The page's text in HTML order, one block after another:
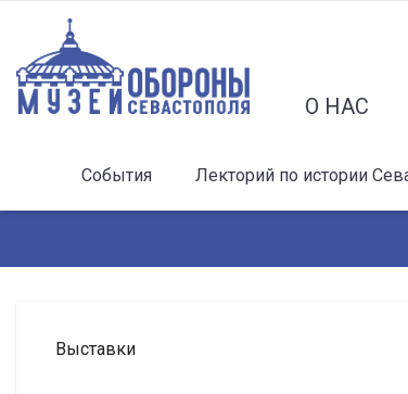
О НАС
События Лекторий по истории
Выставки